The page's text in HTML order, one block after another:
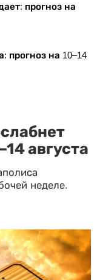
прогноз на
прогноз на 10–14
августа
неделе.